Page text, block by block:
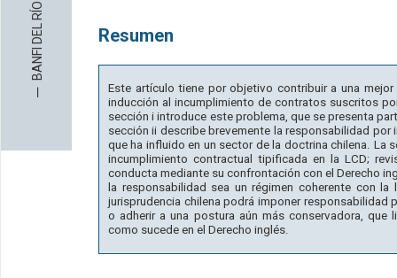
─
BANFI DEL RÍO Resumen
Este artículo tiene por objetivo contribuir a una
inducción al incumplimiento de contratos suscritos
sección i introduce este problema, que se presenta
sección ii describe brevemente la responsabilidad
que ha influido en un sector de la doctrina chilena. La
incumplimiento contractual tipificada en la LCD;
conducta mediante su confrontación con el Derecho
la responsabilidad sea un régimen coherente con
jurisprudencia chilena podrá imponer
o adherir a una postura aún más conservadora,
como sucede en el Derecho inglés.